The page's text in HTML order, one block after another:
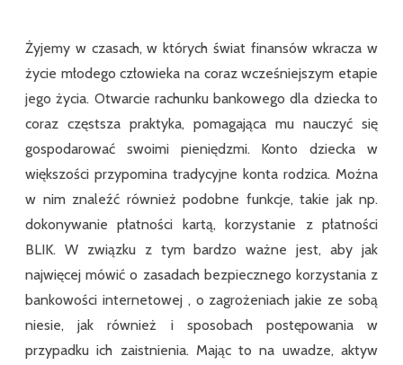
Żyjemy w czasach, w których świat finansów wkracza w
życie młodego człowieka na coraz wcześniejszym etapie
jego życia. Otwarcie rachunku bankowego dla dziecka to
coraz częstsza praktyka, pomagająca mu nauczyć się
gospodarować swoimi pieniędzmi. Konto dziecka w
większości przypomina tradycyjne konta rodzica. Można
w nim znaleźć również podobne funkcje, takie jak np.
dokonywanie płatności kartą, korzystanie z płatności
BLIK. W związku z tym bardzo ważne jest, aby jak
najwięcej mówić o zasadach bezpiecznego korzystania z
bankowości internetowej , o zagrożeniach jakie ze sobą
niesie, jak również i sposobach postępowania w
przypadku ich zaistnienia. Mając to na uwadze, aktyw